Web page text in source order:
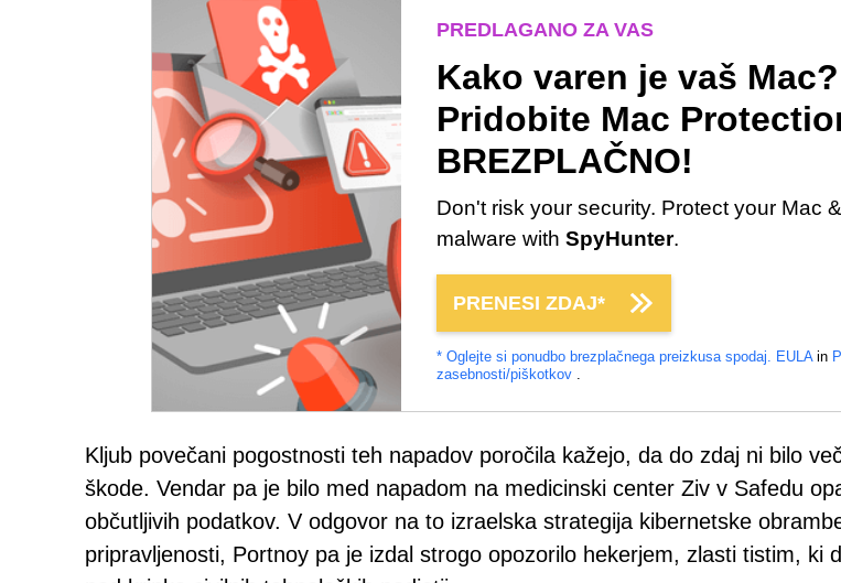
PREDLAGANO ZA VAS
Kako varen je vaš Mac?
Pridobite Mac
BREZPLAČNO!
Don't risk your security. Protect your Mac
malware with SpyHunter.
PRENESI ZDAJ*
* Oglejte si ponudbo brezplačnega preizkusa spodaj. EULAin
zasebnosti/piškotkov
Kljub povečani pogostnosti teh napadov poročila kažejo, da do zdaj ni bilo
škode. Vendar pa je bilo med napadom na medicinski center Ziv v Safedu
občutljivih podatkov. V odgovor na to izraelska strategija kibernetske
pripravljenosti, Portnoy pa je izdal strogo opozorilo hekerjem, zlasti tistim, ki